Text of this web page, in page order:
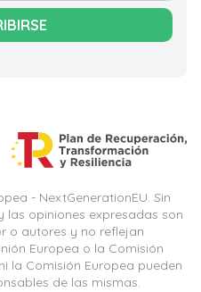
- NextGenerationEU. Sin
opiniones expresadas son
o autores y no reflejan
Europea o la Comisión
la Comisión Europea pueden
de las mismas.